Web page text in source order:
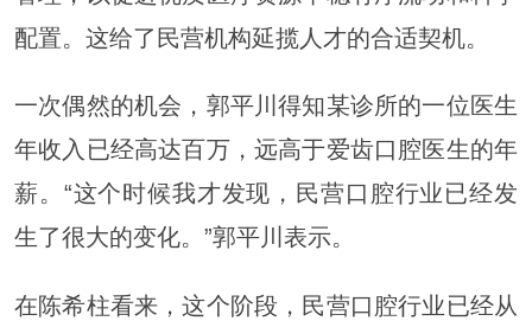
配置。这给了民营机构延揽人才的合适契机。
一次偶然的机会，郭平川得知某诊所的一位医生
年收入已经高达百万，远高于爱齿口腔医生的年
薪。“这个时候我才发现，民营口腔行业已经发
生了很大的变化。”郭平川表示。
在陈希柱看来，这个阶段，民营口腔行业已经从